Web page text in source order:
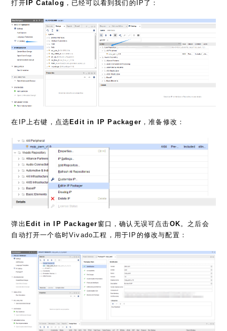
打开 IP Catalog ，已经可以看到我们的IP了：
在IP上右键，点选 Edit in IP Packager ，准备修改：
弹出 Edit in IP Packager 窗口，确认无误可点击OK 。之后会
自动打开一个临时Vivado工程，用于IP的修改与配置：